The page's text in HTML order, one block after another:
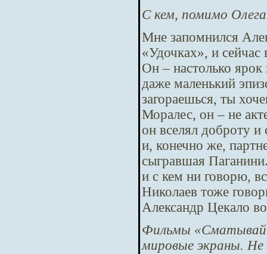
С кем, помимо
Мне запомнился
«Удочках», и
Он – настолько ярок
даже маленький
загораешься, ты
Моралес, он – не
он вселял доброту
и, конечно же,
сыгравшая
и с кем ни говорю,
Николаев тоже
Александр Цекало
Фильмы «Сматывай
мировые экраны. Не